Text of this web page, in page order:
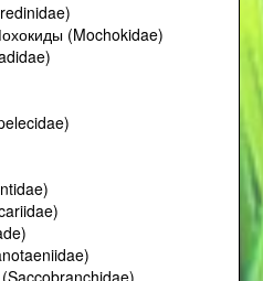
(Mochokidae)